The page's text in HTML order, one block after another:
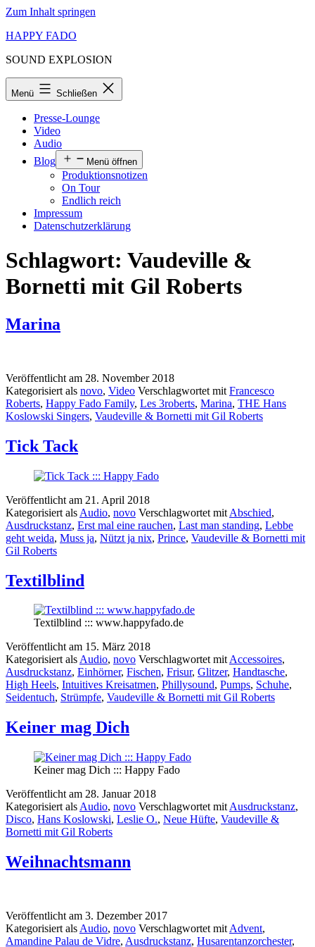
Zum Inhalt springen
HAPPY FADO
SOUND EXPLOSION
Menü Schließen
Presse-Lounge
Video
Audio
Blog
Menü öffnen
Produktionsnotizen
On Tour
Endlich reich
Impressum
Datenschutzerklärung
Schlagwort: Vaudeville &
Bornetti mit Gil Roberts
Marina
Veröffentlicht am 28. November 2018
Kategorisiert als novo, Video Verschlagwortet mit Francesco
Roberts, Happy Fado Family, Les 3roberts, Marina, THE Hans
Koslowski Singers, Vaudeville & Bornetti mit Gil Roberts
Tick Tack
Veröffentlicht am 21. April 2018
Kategorisiert als Audio, novo Verschlagwortet mit Abschied,
Ausdruckstanz, Erst mal eine rauchen, Last man standing, Lebbe
geht weida, Muss ja, Nützt ja nix, Prince, Vaudeville & Bornetti mit
Gil Roberts
Textilblind
Textilblind ::: www.happyfado.de
Veröffentlicht am 15. März 2018
Kategorisiert alsAudio, novo Verschlagwortet mitAccessoires,
Ausdruckstanz, Einhörner, Fischen, Frisur, Glitzer, Handtasche,
High Heels, Intuitives Kreisatmen, Phillysound, Pumps, Schuhe,
Seidentuch, Strümpfe, Vaudeville & Bornetti mit Gil Roberts
Keiner mag Dich
Keiner mag Dich ::: Happy Fado
Veröffentlicht am 28. Januar 2018
Kategorisiert als Audio, novo Verschlagwortet mit Ausdruckstanz,
Disco, Hans Koslowski, Leslie O., Neue Hüfte, Vaudeville &
Bornetti mit Gil Roberts
Weihnachtsmann
Veröffentlicht am 3. Dezember 2017
Kategorisiert als Audio, novo Verschlagwortet mit Advent,
Amandine Palau de Vidre, Ausdruckstanz, Husarentanzorchester,